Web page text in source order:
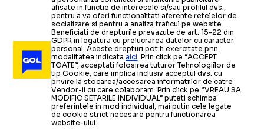
FRF a hotarat: salariile fotbalistilor pot fi reduse cu
cel mult 50%
liber de contract
Citește mai mult
de fotbal
Citește mai mult
ARHIVA FOTBAL 04.11.2009
Dumitru Dragomir va intrerupe campionatul daca
cel putin trei fotbalisti se vor imbolnavi de gripa
afisate in functie de interesele si/sau profilul dvs.,
pentru a va oferi functionalitati aferente retelelor de
socializare si pentru a analiza traficul pe website.
Beneficiati de drepturile prevazute de art. 15-22 din
GDPR in legatura cu prelucrarea datelor cu caracter
personal. Aceste drepturi pot fi exercitate prin
modalitatea indicataaici . Prin click pe “ACCEPT
TOATE”, acceptati folosirea tuturor Tehnologiilor de
tip Cookie, care implica inclusiv acceptul dvs. cu
privire la stocarea/accesarea informatiilor de catre
Vendor-ii cu care colaboram. Prin click pe “VREAU SA
MODIFIC SETARILE INDIVIDUAL” puteti schimba
preferintele in mod individual, mai putin cele legate
de cookie strict necesare pentru functionarea
website-ului.